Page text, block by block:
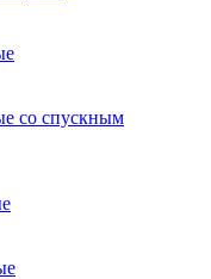
со спускным